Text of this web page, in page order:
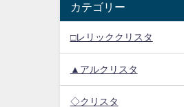
カテゴリー
□レリッククリスタ
▲アルクリスタ
◇クリスタ